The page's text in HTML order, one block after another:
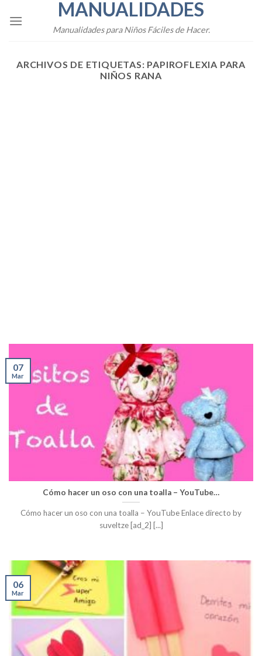
MANUALIDADES
Manualidades para Niños Fáciles de Hacer.
ARCHIVOS DE ETIQUETAS: PAPIROFLEXIA PARA
NIÑOS RANA
Cómo hacer un oso con una toalla – YouTube…
Cómo hacer un oso con una toalla – YouTube Enlace directo by
suveltze [ad_2] [...]
07
Mar
06
Mar